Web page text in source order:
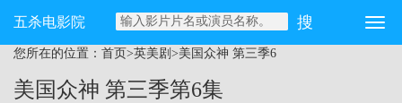
五杀电影院
您所在的位置： 首页>英美剧 >美国众神 第三季6
美国众神 第三季第6集